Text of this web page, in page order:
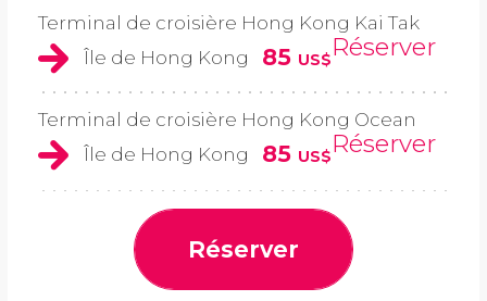
Terminal de croisière Hong Kong Kai Tak
Île de Hong Kong
85 US$Réserver
Terminal de croisière Hong Kong Ocean
Île de Hong Kong
85 US$Réserver
Réserver